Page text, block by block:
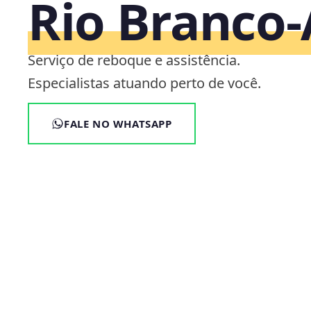
Rio
Serviço de reboque e assistência.
Especialistas atuando perto de você.
FALE NO WHATSAPP